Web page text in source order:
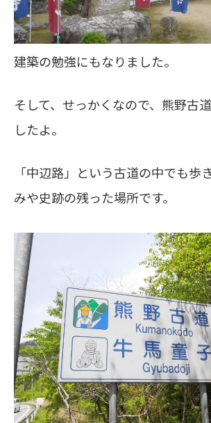
建築の勉強にもなりました。
そして、せっかくなので、熊野古
したよ。
「中辺路」という古道の中でも歩
みや史跡の残った場所です。